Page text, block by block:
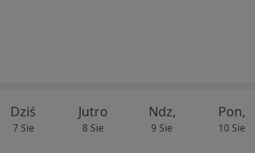
Dziś
7 Sie
Jutro
8 Sie
Ndz,
9 Sie
Pon,
10 Sie